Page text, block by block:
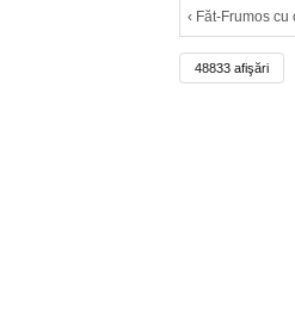
‹ Făt-Frumos
48833 afişări